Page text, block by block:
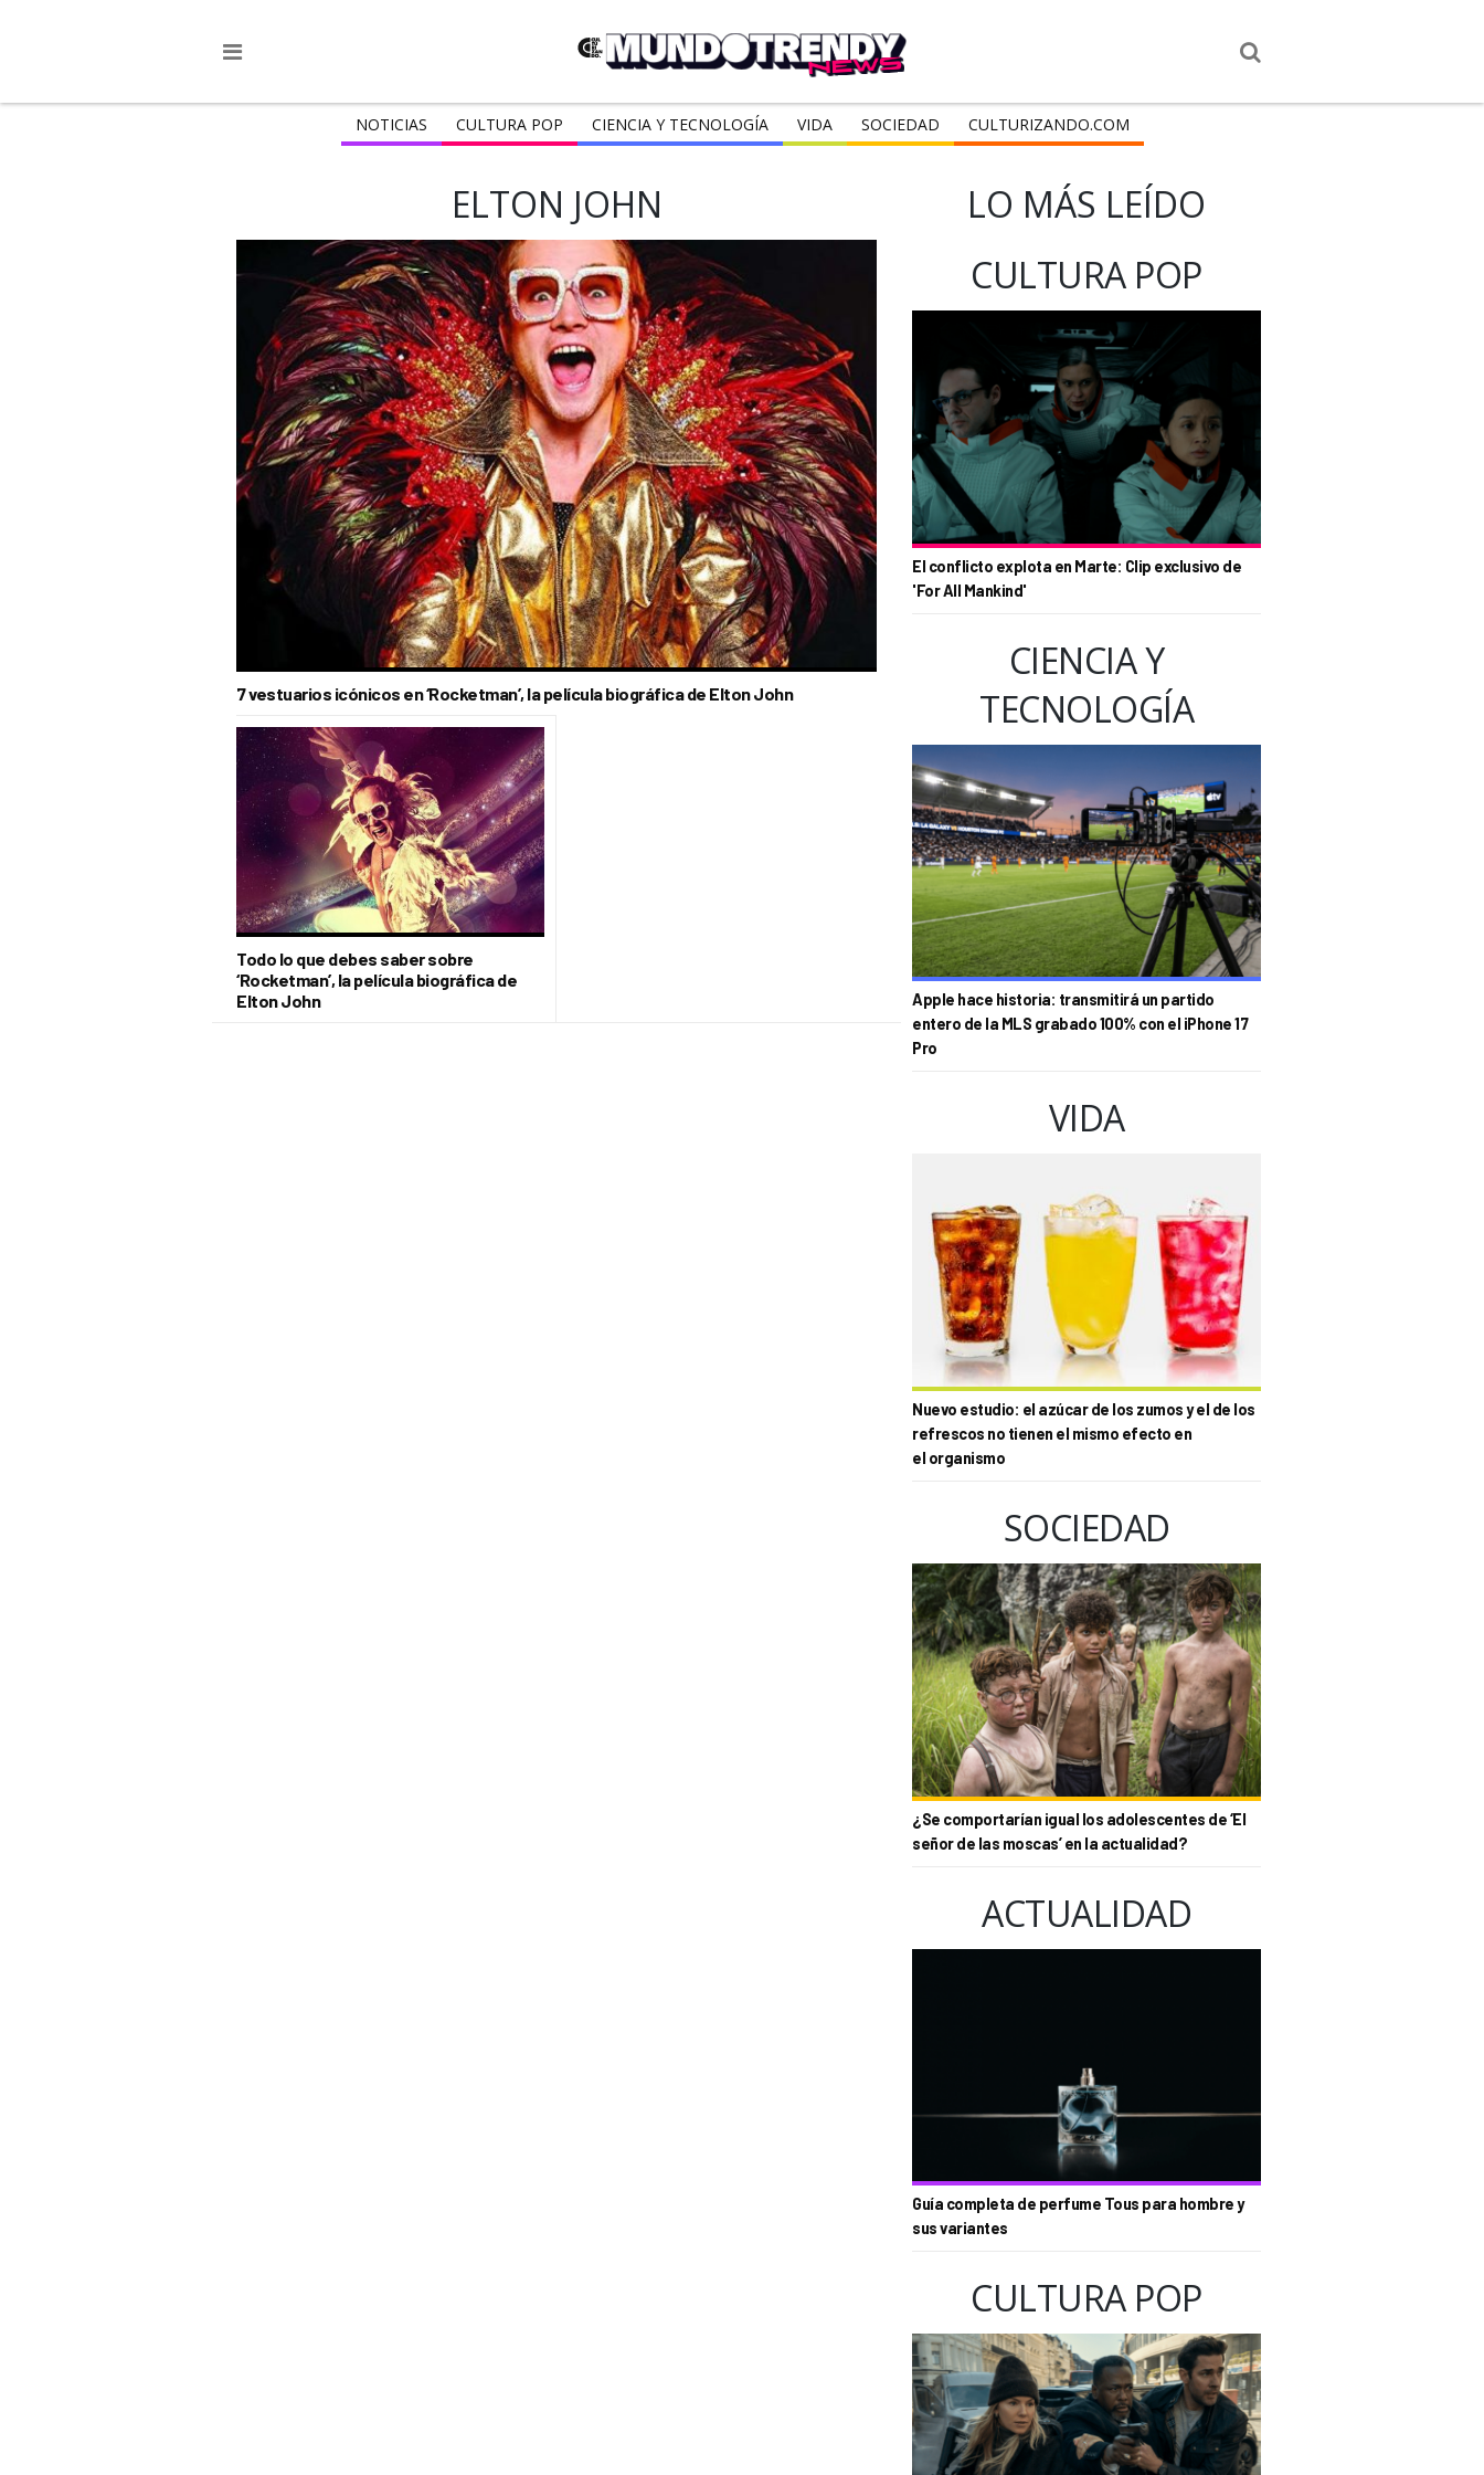
NOTICIAS CULTURA POP CIENCIA Y TECNOLOGÍA VIDA SOCIEDAD CULTURIZANDO.COM
ELTON JOHN
7 vestuarios icónicos en ‘Rocketman’, la película biográfica de Elton John
Todo lo que debes saber sobre
‘Rocketman’, la película biográfica de
Elton John
LO MÁS LEÍDO
CULTURA POP
El conflicto explota en Marte: Clip exclusivo de
'For All Mankind'
CIENCIA Y
TECNOLOGÍA
Apple hace historia: transmitirá un partido
entero de la MLS grabado 100% con el iPhone 17
Pro
VIDA
Nuevo estudio: el azúcar de los zumos y el de los
refrescos no tienen el mismo efecto en
el organismo
SOCIEDAD
¿Se comportarían igual los adolescentes de ‘El
señor de las moscas’ en la actualidad?
ACTUALIDAD
Guía completa de perfume Tous para hombre y
sus variantes
CULTURA POP